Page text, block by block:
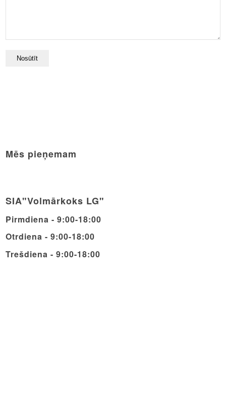
Mēs pieņemam
SIA"Volmārkoks LG"
Pirmdiena - 9:00-18:00
Otrdiena - 9:00-18:00
Trešdiena - 9:00-18:00